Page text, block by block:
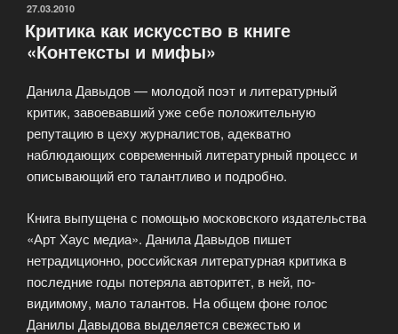
с
точки
людей
искусства.»
ОПУБЛИКОВАНО
27.03.2010
Критика как искусство в книге
«Контексты и мифы»
Данила Давыдов — молодой поэт и литературный
критик, завоевавший уже себе положительную
репутацию в цеху журналистов, адекватно
наблюдающих современный литературный процесс и
описывающий его талантливо и подробно.
Книга выпущена с помощью московского издательства
«Арт Хаус медиа». Данила Давыдов пишет
нетрадиционно, российская литературная критика в
последние годы потеряла авторитет, в ней, по-
видимому, мало талантов. На общем фоне голос
Данилы Давыдова выделяется свежестью и